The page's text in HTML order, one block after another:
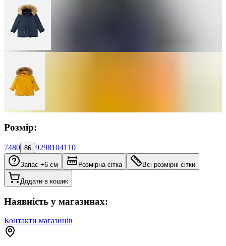
Розмір:
7480 86 9298104110
Запас +6 см Розмірна сітка Всі розмірні сітки
Додати в кошик
Наявність у магазинах:
Контакти магазинів